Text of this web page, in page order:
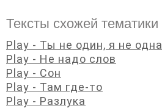
Тексты схожей тематики
Play - Ты не один, я не одна
Play - Не надо слов
Play - Сон
Play - Там где-то
Play - Разлука